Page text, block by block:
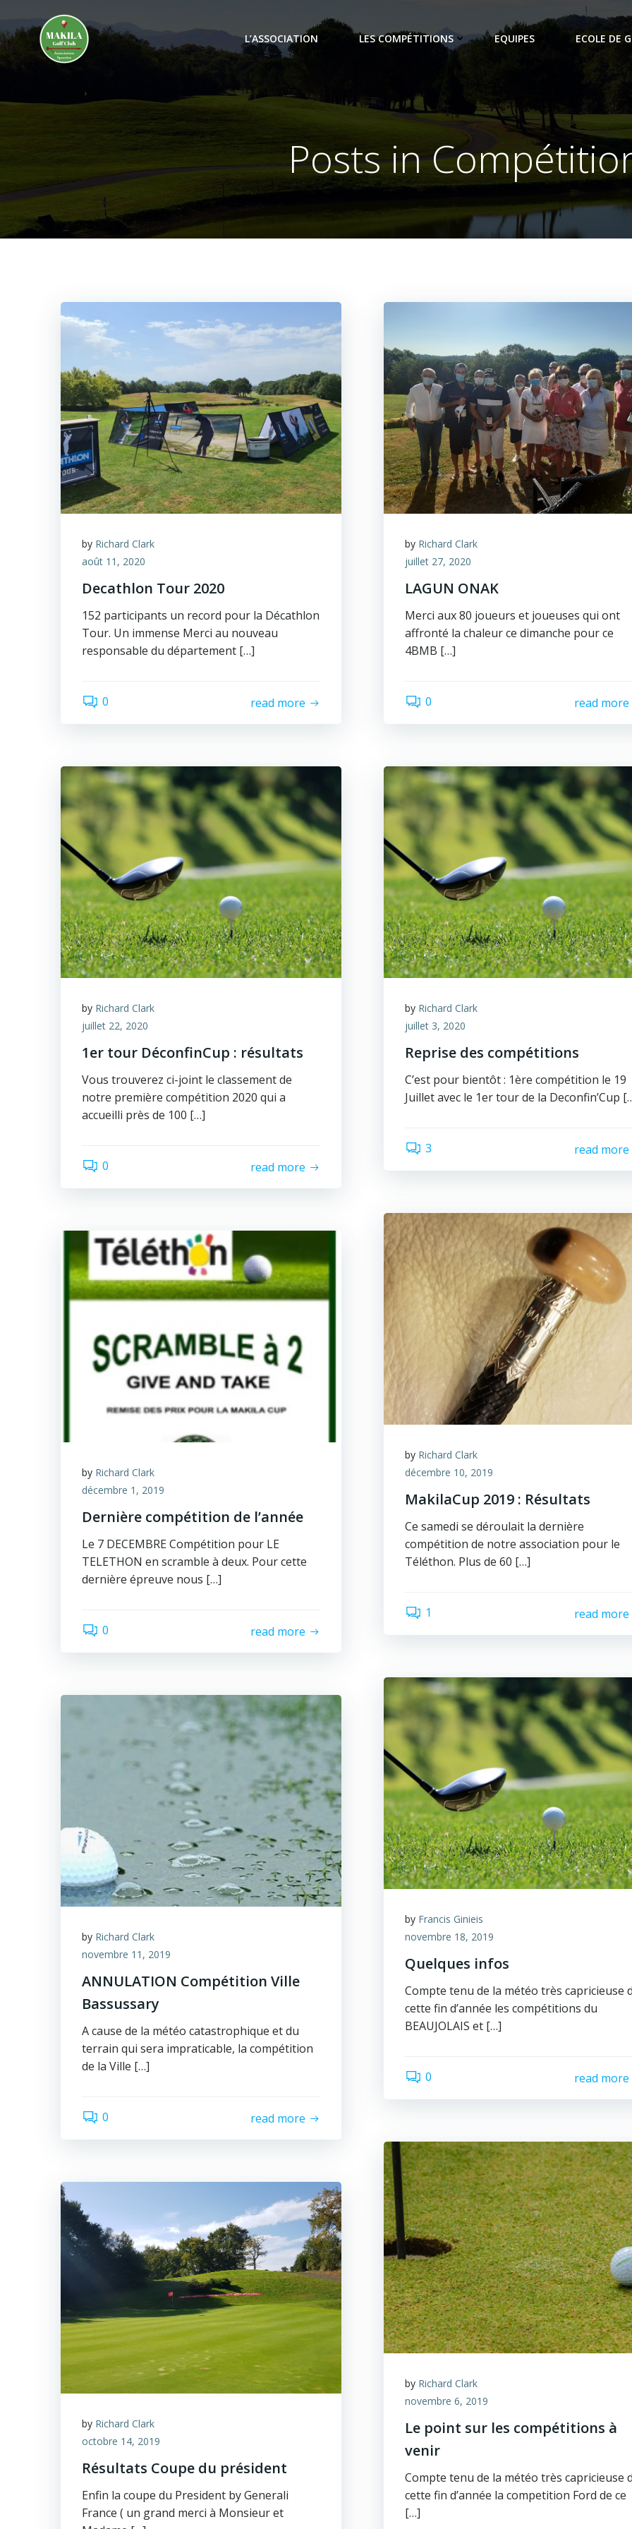
contenu
L’ASSOCIATION LES COMPÉTITIONS EQUIPES ECOLE DE
Posts in
by Richard Clark
août 11, 2020
Decathlon Tour 2020
152 participants un record pour la Décathlon
Tour. Un immense Merci au nouveau
responsable du département […]
0 read more
by Richard Clark
juillet 27, 2020
LAGUN ONAK
Merci aux 80 joueurs et joueuses qui ont
affronté la chaleur ce dimanche pour ce
4BMB […]
0 read more
by Richard Clark
juillet 22, 2020
1er tour DéconfinCup : résultats
Vous trouverez ci-joint le classement de
notre première compétition 2020 qui a
accueilli près de 100 […]
0 read more
by Richard Clark
juillet 3, 2020
Reprise des compétitions
C’est pour bientôt : 1ère compétition le 19
Juillet avec le 1er tour de la Deconfin’Cup
3 read more
by Richard Clark
décembre 10, 2019
MakilaCup 2019 : Résultats
Ce samedi se déroulait la dernière
compétition de notre association pour le
Téléthon. Plus de 60 […]
1 read more
by Richard Clark
décembre 1, 2019
Dernière compétition de l’année
Le 7 DECEMBRE Compétition pour LE
TELETHON en scramble à deux. Pour cette
dernière épreuve nous […]
0 read more
by Francis Ginieis
novembre 18, 2019
Quelques infos
Compte tenu de la météo très capricieuse
cette fin d’année les compétitions du
BEAUJOLAIS et […]
0 read more
by Richard Clark
novembre 11, 2019
ANNULATION Compétition Ville
Bassussary
A cause de la météo catastrophique et du
terrain qui sera impraticable, la compétition
de la Ville […]
0 read more
by Richard Clark
novembre 6, 2019
Le point sur les compétitions à
venir
Compte tenu de la météo très capricieuse
cette fin d’année la competition Ford de ce
[…]
by Richard Clark
octobre 14, 2019
Résultats Coupe du président
Enfin la coupe du President by Generali
France ( un grand merci à Monsieur et